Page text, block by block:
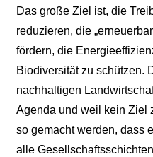
Das große Ziel ist, die
reduzieren, die
fördern, die
Biodiversität zu schützen.
nachhaltigen
Agenda und weil kein Ziel
so gemacht werden, dass
alle